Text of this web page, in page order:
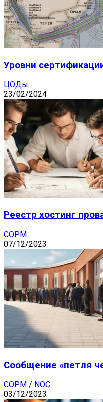
Уровни
ЦОДы
23/02/2024
Реестр хостинг
СОРМ
07/12/2023
Сообщение «петля
СОРМ / NOC
03/12/2023